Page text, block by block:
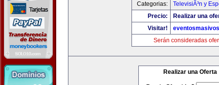
Categorias:
TelevisiÃ³n y
Precio:
Realizar una
Visitar!
Serán consideradas
Realizar una Oferta